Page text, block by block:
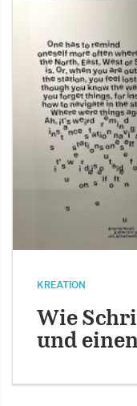
KREATION
Wie
und